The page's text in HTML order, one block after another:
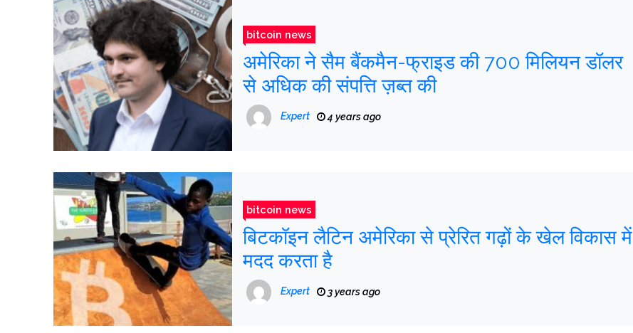
bitcoin news
अमेरिका ने सैम बैंकमैन-फ्राइड की 700 मिलियन डॉलर
से अधिक की संपत्ति ज़ब्त की
Expert 4 years ago
bitcoin news
बिटकॉइन लैटिन अमेरिका से प्रेरित गढ़ों के खेल विकास में
मदद करता है
Expert 3 years ago